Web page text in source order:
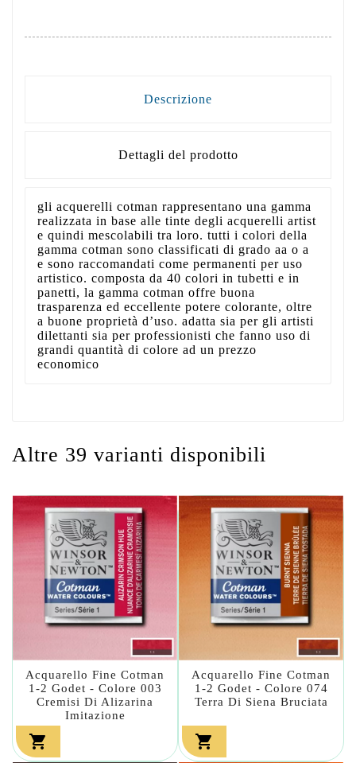
Descrizione
Dettagli del prodotto
gli acquerelli cotman rappresentano una gamma
realizzata in base alle tinte degli acquerelli artist
e quindi mescolabili tra loro. tutti i colori della
gamma cotman sono classificati di grado aa o a
e sono raccomandati come permanenti per uso
artistico. composta da 40 colori in tubetti e in
panetti, la gamma cotman offre buona
trasparenza ed eccellente potere colorante, oltre
a buone proprietà d’uso. adatta sia per gli artisti
dilettanti sia per professionisti che fanno uso di
grandi quantità di colore ad un prezzo
economico
Altre 39 varianti disponibili
Acquarello Fine Cotman
1-2 Godet - Colore 003
Cremisi Di Alizarina
Imitazione

Acquarello Fine Cotman
1-2 Godet - Colore 074
Terra Di Siena Bruciata
